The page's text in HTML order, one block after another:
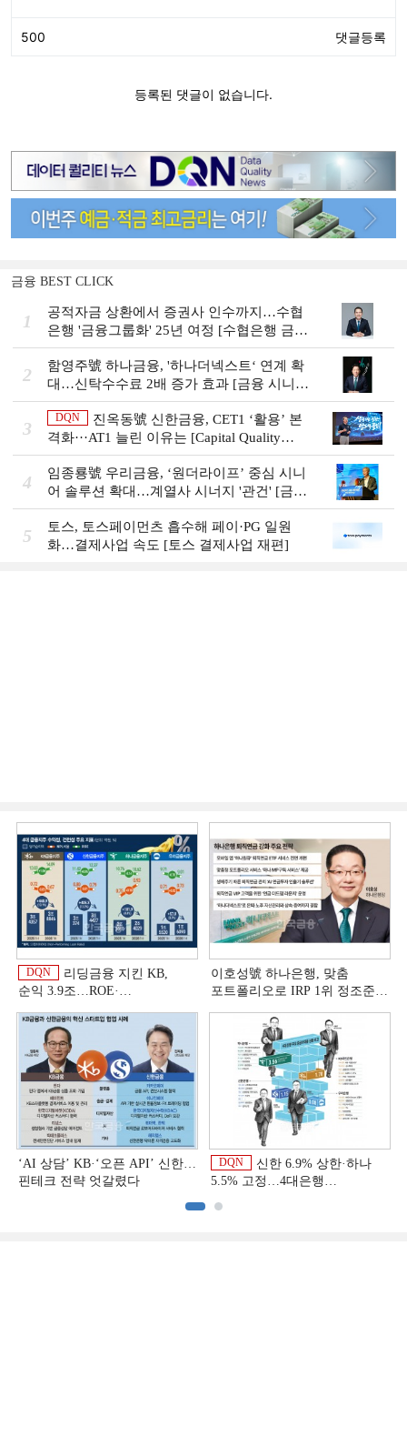
금융 BEST CLICK
1
공적자금 상환에서 증권사 인수까지…수협
은행 '금융그룹화' 25년 여정 [수협은행 금융
그룹의 꿈①]
2
함영주號 하나금융, '하나더넥스트‘ 연계 확
대…신탁수수료 2배 증가 효과 [금융 시니어
비즈니스 돋보기]
3
DQN
진옥동號 신한금융, CET1 ‘활용’ 본
격화···AT1 늘린 이유는 [Capital Quality
Review]
4
임종룡號 우리금융, ‘원더라이프’ 중심 시니
어 솔루션 확대…계열사 시너지 '관건' [금융
시니어 비즈니스 돋보기]
5
토스, 토스페이먼츠 흡수해 페이·PG 일원
화…결제사업 속도 [토스 결제사업 재편]
DQN
리딩금융 지킨 KB,
순익 3.9조…ROE·
상반기 금융 리그테이블]
이호성號 하나은행, 맞춤
포트폴리오로 IRP 1위 정조준
‘AI 상담’ KB·‘오픈 API’ 신한…
핀테크 전략 엇갈렸다
DQN
신한 6.9% 상한·하나
5.5% 고정…4대은행